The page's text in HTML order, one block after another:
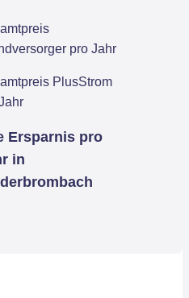
pro Jahr
PlusStrom
Ersparnis pro
in